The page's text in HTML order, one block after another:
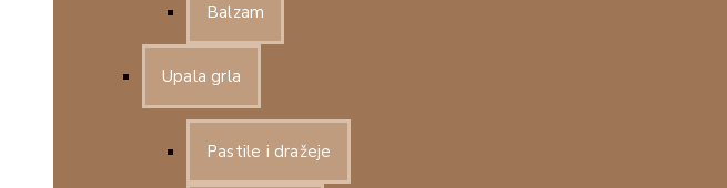
Balzam
Upala grla
Pastile i dražeje